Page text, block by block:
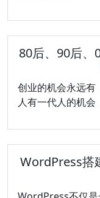
80后、90后、
创业的机会永远有
人有一代人的机会
WordPress搭